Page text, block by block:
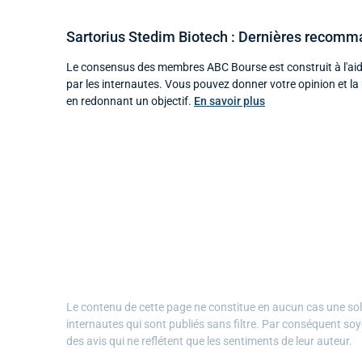
Sartorius Stedim Biotech : Dernières
Le consensus des membres ABC Bourse est construit à
par les internautes. Vous pouvez donner votre opinion et
en redonnant un objectif. En savoir plus
Le contenu de cette page ne constitue en aucun cas une
internautes qui sont publiés sans filtre. Par conséquent
des avis qui ne reflétent que les sentiments de leur auteur.